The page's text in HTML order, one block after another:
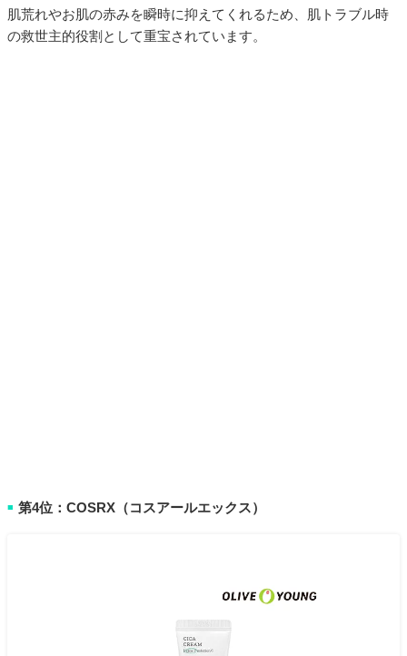
肌荒れやお肌の赤みを瞬時に抑えてくれるため、肌トラブル時
の救世主的役割として重宝されています。
■ 第4位：COSRX（コスアールエックス）